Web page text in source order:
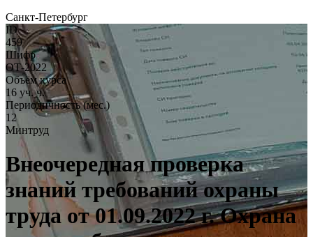
Санкт-Петербург
ID
459
Шифр
ОТ-2022
Объём курса
16 уч. ч.
Периодичность (мес.)
12
Минтруд
Внеочередная проверка
знаний требований охраны
труда от 01.09.2022 г. Охрана